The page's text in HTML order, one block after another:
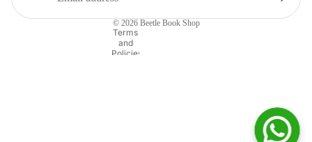
© 2026 Beetle Book Shop
Terms
and
Policies
Contact information